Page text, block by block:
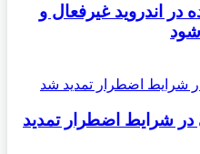
در اندروید غیرفعال و
شرایط اضطرار تمدید